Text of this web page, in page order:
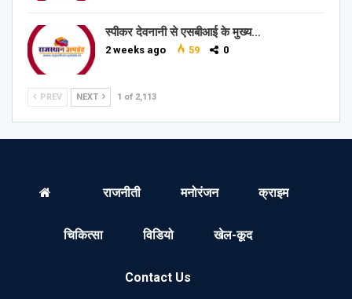
स्पीकर देवनानी से एसबीआई के मुख्य…
2 weeks ago 59 0
PREV NEXT 1 of 2,113
राजनीती मनोरंजन क्राइम
चिकित्सा विडियो खेल-कूद
Contact Us